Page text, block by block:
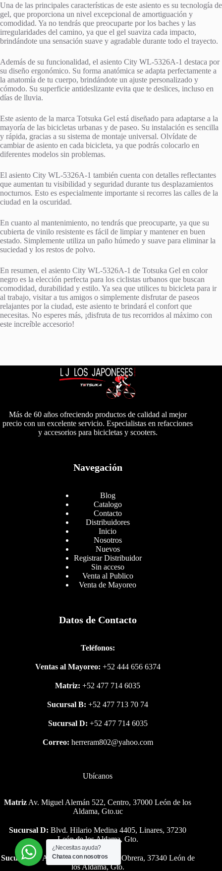
Una de las principales características de este asiento es su tecnología de
gel, que proporciona un nivel excepcional de amortiguación y
comodidad. Ya no tendrás que preocuparte por los baches y las
irregularidades del camino, ya que el gel suaviza cada impacto,
brindándote una sensación suave y agradable durante todo el trayecto.
Además de su funcionalidad, el asiento City WL-5326A-1 destaca por
su diseño ergonómico. Su forma anatómica se adapta perfectamente a
la anatomía de tu cuerpo, brindándote un ajuste personalizado y
cómodo. Su superficie antideslizante evita que te deslices, incluso en
días de lluvia.
Este asiento de la marca Totsuka Gel está diseñado para adaptarse a la
mayoría de las bicicletas urbanas y de paseo. Su instalación es sencilla
y rápida, gracias a su sistema de montaje universal. Olvídate de
cambiar de asiento en cada bicicleta, ya que podrás colocarlo en
diferentes modelos sin problemas.
El asiento City WL-5326A-1 también cuenta con detalles reflectantes
que aumentan tu visibilidad y seguridad durante tus desplazamientos
nocturnos. Esto es especialmente importante si recorres las calles de la
ciudad en la oscuridad.
En cuanto al mantenimiento, no tendrás que preocuparte, ya que su
cubierta de vinilo resistente es fácil de limpiar y mantener en buen
estado. Simplemente utiliza un paño húmedo y suave para eliminar la
suciedad y los restos de polvo.
En resumen, el asiento City WL-5326A-1 de Totsuka Gel en color
negro es la elección perfecta para los ciclistas urbanos que buscan
comodidad, durabilidad y estilo. Ya sea que utilices tu bicicleta para ir
al trabajo, visitar a tus amigos o simplemente disfrutar de paseos
relajantes por la ciudad, este asiento te brindará el confort que
necesitas. No esperes más, ¡disfruta de tus recorridos al máximo con
este increíble accesorio!
Más de 60 años ofreciendo productos de calidad al mejor
precio con un excelente servicio. Especialistas en refacciones
y accesorios para bicicletas y scooters.
Navegación
Blog
Catalogo
Contacto
Distribuidores
Inicio
Nosotros
Nuevos
Registrar Distribuidor
Sin acceso
Venta al Publico
Venta de Mayoreo
Datos de Contacto
Teléfonos:
Ventas al Mayoreo: +52 444 656 6374
Matriz: +52 477 714 6035
Sucursal B:+52 477 713 70 74
Sucursal D: +52 477 714 6035
Correo: herreram802@yahoo.com
Ubícanos
Matriz Av. Miguel Alemán 522, Centro, 37000 León de los
Aldama, Gto.uc
Sucursal D: Blvd. Hilario Medina 4405, Linares, 37230
León de los Aldama, Gto.
Sucursal B:Av. Miguel Alemán 216, Obrera, 37340 León de
los Aldama, Gto.
¿Necesitas ayuda?
Chatea con nosotros